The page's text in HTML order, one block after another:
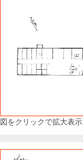
図をクリックで拡大表示